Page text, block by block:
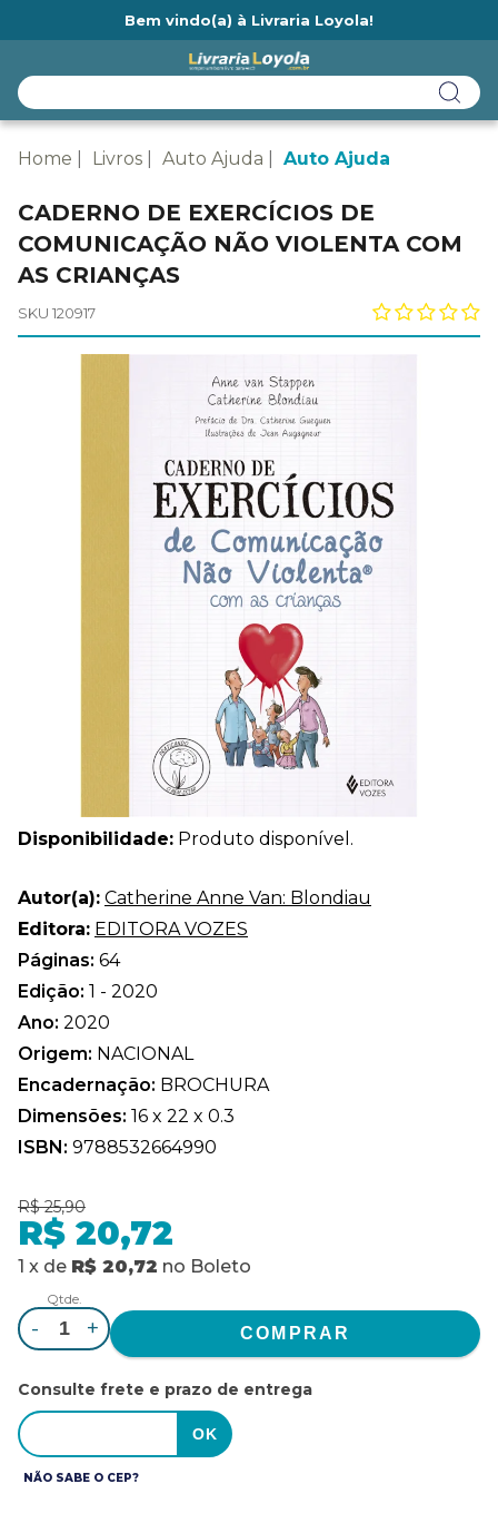
Bem vindo(a) à Livraria Loyola!
Home Livros Auto Ajuda Auto Ajuda
CADERNO DE EXERCÍCIOS DE
COMUNICAÇÃO NÃO VIOLENTA COM
AS CRIANÇAS
SKU 120917
Disponibilidade: Produto disponível.
Autor(a): Catherine Anne Van: Blondiau
Editora: EDITORA VOZES
Páginas: 64
Edição: 1 - 2020
Ano: 2020
Origem: NACIONAL
Encadernação: BROCHURA
Dimensões: 16 x 22 x 0.3
ISBN: 9788532664990
R$ 25,90
R$ 20,72
1 x de R$ 20,72 no Boleto
Qtde.
- +
Consulte frete e prazo de entrega
NÃO SABE O CEP?